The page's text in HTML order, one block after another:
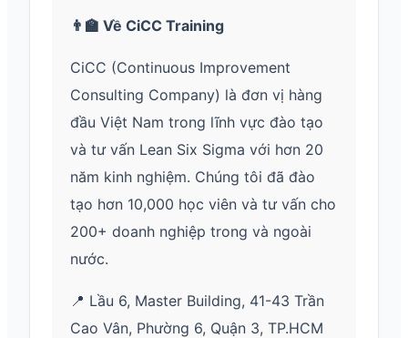
👨‍🏫 Về CiCC Training
CiCC (Continuous Improvement
Consulting Company) là đơn vị hàng
đầu Việt Nam trong lĩnh vực đào tạo
và tư vấn Lean Six Sigma với hơn 20
năm kinh nghiệm. Chúng tôi đã đào
tạo hơn 10,000 học viên và tư vấn cho
200+ doanh nghiệp trong và ngoài
nước.
📍 Lầu 6, Master Building, 41-43 Trần
Cao Vân, Phường 6, Quận 3, TP.HCM